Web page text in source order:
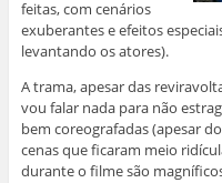
feitas, com cenários
exuberantes e efeitos
levantando os atores).
A trama, apesar das
vou falar nada para não
bem coreografadas (apesar
cenas que ficaram meio
durante o filme são